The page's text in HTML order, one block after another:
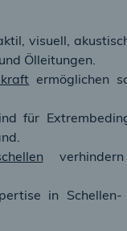
visuell,
Ölleitungen.
ermöglichen
für
in